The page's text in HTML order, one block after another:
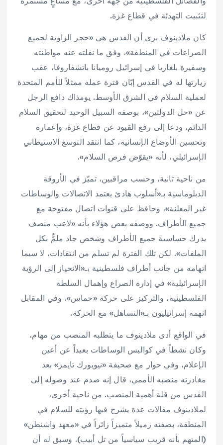
لتثبيت التهدئة في قطاع غزة.
كان ملادينوف يرى أن القدس هي «حجر الزاوية لجميع
الصراعات في المنطقة»، وفق ما نقلته عنه مواطنته
وسفيرة بلغاريا في إسرائيل روميانا باتشفاروفا، عقب
زيارتها له في القدس إبّان فترة عمله ممثلاً للأمم المتحدة
لعملية السلام في الشرق الأوسط. يومذاك دافع الرجل
عن «حل الدولتين»، بوصفه السبيل الوحيد لتحقيق السلام
الدائم، ودعا إلى رفع القيود عن قطاع غزة، وإعماره
وتحسين الأوضاع الإنسانية، كما انتقد التوسع الاستيطاني
الإسرائيلي، لأنه «يقوّض فرص السلام».
من ناحية ثانية، وحسب مراقبين، تميّز في الأروقة
الدبلوماسية بـ«أسلوب هادئ يعتمد الاتصالات والوساطات
غير المعلنة»، وحافظ على قنوات اتصال مفتوحة مع
جميع الأطراف. ووصفه بعض هؤلاء بأنه «لاعب منصف
يدرك حساسية جميع الأطراف وشخص جاد ملمٌّ بكل
الملفات». لكن تلك الفترة لم تسلم من انتقادات، لا سيما
اتهامه من جانب أطراف فلسطينية بـ«الانحياز إلى الرؤية
الإسرائيلية» في إدارة الصراع وإهمال السلطة
الفلسطينية، والتركيز على حركة «حماس». وفي المقابل
اتهمه إسرائيليون بـ«التساهل» مع الحركة.
في الواقع أدى ملادينوف ما يتطلبه المنصب من مهام،
وكان نشطاً في كواليس الوساطات بعيداً عن أعين
الإعلام، وفي حوار مع صحيفة «نيويورك تايمز» بعد
مغادرته منصبه الأممي، قال إنه صدم عند وصوله إلى
القدس من قلة أهمية المنصب. من ناحية أخرى،
لملادينوف مقالات عدة يشرح فيها رؤيته للسلام في
المنطقة، بصفته زميلاً متميزاً زائراً في «معهد واشنطن»
(المتهم بأنه قريب سياسياً من تل أبيب). وسبق له أن